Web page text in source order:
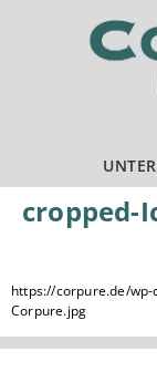
cropped-
https://corpure.de/
Corpure.jpg